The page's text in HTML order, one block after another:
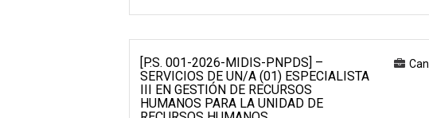
[P.S. 001-2026-MIDIS-PNPDS] –
SERVICIOS DE UN/A (01) ESPECIALISTA
III EN GESTIÓN DE RECURSOS
HUMANOS PARA LA UNIDAD DE